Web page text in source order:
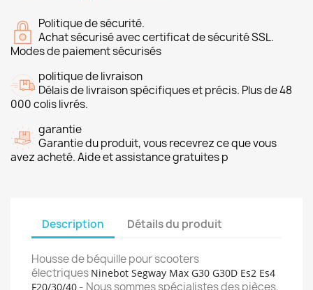
Politique de sécurité.
Achat sécurisé avec certificat de sécurité SSL.
Modes de paiement sécurisés
politique de livraison
Délais de livraison spécifiques et précis. Plus de 48
000 colis livrés.
garantie
Garantie du produit, vous recevrez ce que vous
avez acheté. Aide et assistance gratuites p
Description Détails du produit
Housse de béquille pour scooters
électriques Ninebot Segway Max G30 G30D Es2 Es4
F20/30/40 - Nous sommes spécialistes des pièces,